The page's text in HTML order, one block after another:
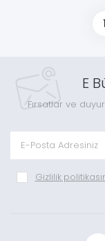
1
E
Fırsatlar ve
Gizlilik